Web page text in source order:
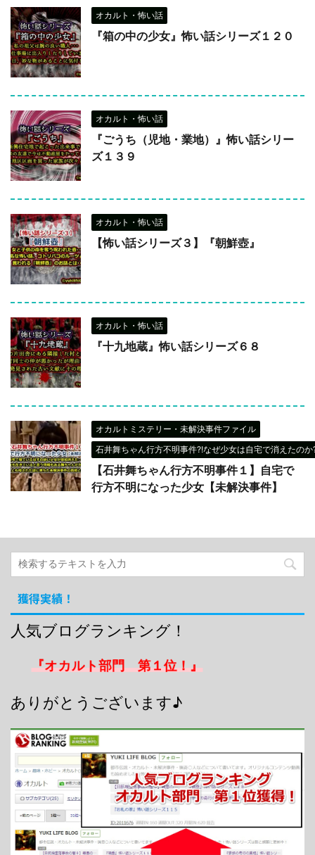
オカルト・怖い話
『箱の中の少女』怖い話シリーズ１２０
オカルト・怖い話
『ごうち（児地・業地）』怖い話シリー
ズ１３９
オカルト・怖い話
【怖い話シリーズ３】『朝鮮壺』
オカルト・怖い話
『十九地蔵』怖い話シリーズ６８
オカルトミステリー・未解決事件ファイル
石井舞ちゃん行方不明事件?!なぜ少女は自宅で消えたのか
【石井舞ちゃん行方不明事件１】自宅で
行方不明になった少女【未解決事件】
獲得実績！
人気ブログランキング！
『オカルト部門 第１位！』
ありがとうございます♪